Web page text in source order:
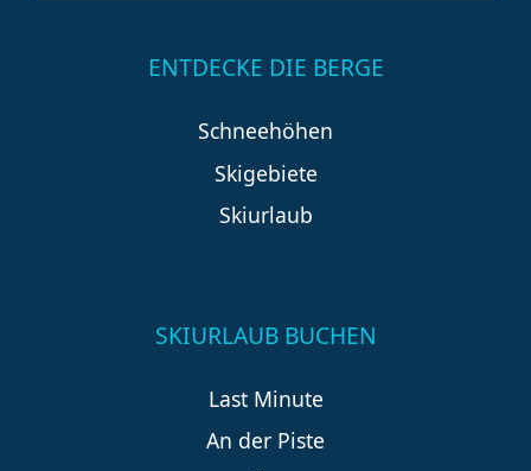
ENTDECKE DIE BERGE
Schneehöhen
Skigebiete
Skiurlaub
SKIURLAUB BUCHEN
Last Minute
An der Piste